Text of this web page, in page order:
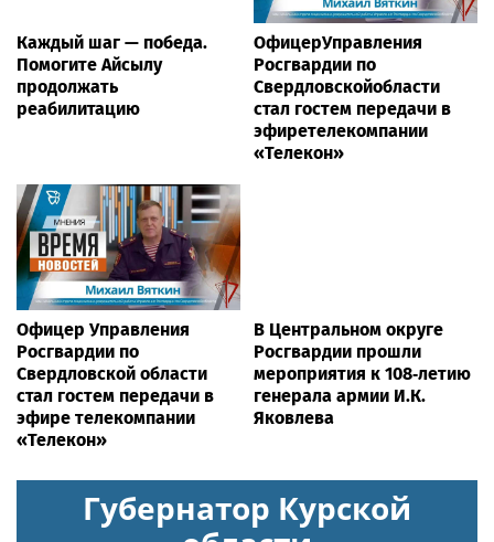
Каждый шаг — победа.
Помогите Айсылу
продолжать
реабилитацию
ОфицерУправления
Росгвардии по
Свердловскойобласти
стал гостем передачи в
эфиретелекомпании
«Телекон»
Офицер Управления
Росгвардии по
Свердловской области
стал гостем передачи в
эфире телекомпании
«Телекон»
В Центральном округе
Росгвардии прошли
мероприятия к 108‑летию
генерала армии И.К.
Яковлева
Губернатор Курской